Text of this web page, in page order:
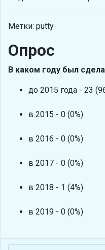
Метки: putty
Опрос
В каком году был
до 2015 года - 23
в 2015 - 0 (0%)
в 2016 - 0 (0%)
в 2017 - 0 (0%)
в 2018 - 1 (4%)
в 2019 - 0 (0%)